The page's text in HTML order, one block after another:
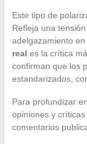
Este tipo de
Refleja una
adelgazamiento
real es la crítica
confirman que los
estandarizados,
Para profundizar
opiniones y
comentarios